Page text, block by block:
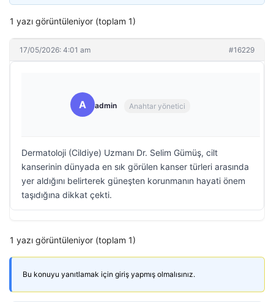
1 yazı görüntüleniyor (toplam 1)
17/05/2026: 4:01 am #16229
A admin Anahtar yönetici
Dermatoloji (Cildiye) Uzmanı Dr. Selim Gümüş, cilt
kanserinin dünyada en sık görülen kanser türleri arasında
yer aldığını belirterek güneşten korunmanın hayati önem
taşıdığına dikkat çekti.
1 yazı görüntüleniyor (toplam 1)
Bu konuyu yanıtlamak için giriş yapmış olmalısınız.